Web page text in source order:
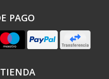
PAGO